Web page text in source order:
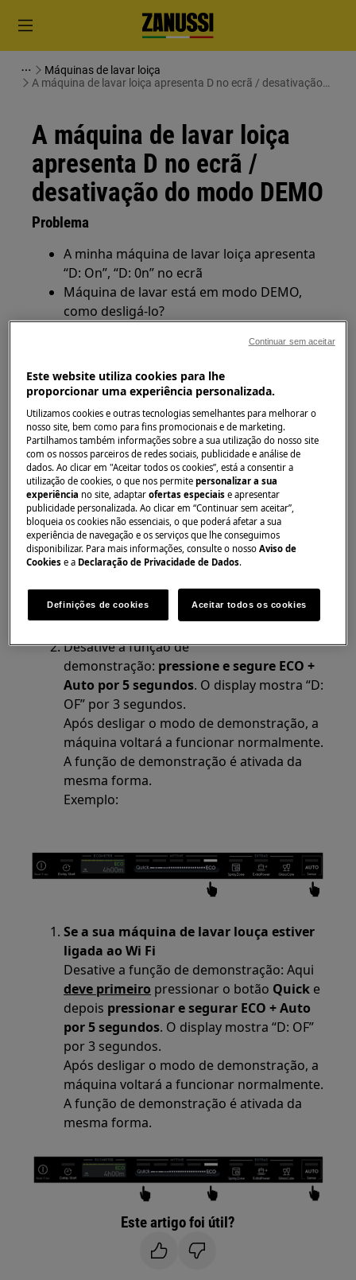
Máquinas de lavar loiça
A máquina de lavar loiça apresenta D no ecrã / desativação
A máquina de lavar loiça
apresenta D no ecrã /
desativação do modo DEMO
Problema
A minha máquina de lavar loiça apresenta
“D: On”, “D: 0n” no ecrã
Máquina de lavar está em modo DEMO,
como desligá-lo?
desliga, a máquina de lavar louça não inicia
o programa
Aplica-se a
Máquinas de lavar louça
Solução
Se a máquina de lavar louça mostrar "D:
on" no ecrã, a função de demonstração
está ativada.
A função DEMO pode exibir as funções da
máquina sem estar conectada à água e ao
sistema de drenagem.
Desative a função de
demonstração: pressione e segure ECO +
Auto por 5 segundos. O display mostra “D:
OF” por 3 segundos.
Após desligar o modo de demonstração, a
máquina voltará a funcionar normalmente.
A função de demonstração é ativada da
mesma forma.
Exemplo:
Se a sua máquina de lavar louça estiver
ligada ao Wi Fi
Desative a função de demonstração: Aqui
deve primeiro pressionar o botão Quick e
depois pressionar e segurar ECO + Auto
por 5 segundos. O display mostra “D: OF”
por 3 segundos.
Após desligar o modo de demonstração, a
máquina voltará a funcionar normalmente.
A função de demonstração é ativada da
mesma forma.
Este artigo foi útil?
Este website utiliza cookies para lhe
proporcionar uma experiência personalizada.
Utilizamos cookies e outras tecnologias semelhantes para melhorar o
nosso site, bem como para fins promocionais e de marketing.
Partilhamos também informações sobre a sua utilização do nosso site
com os nossos parceiros de redes sociais, publicidade e análise de
dados. Ao clicar em "Aceitar todos os cookies”, está a consentir a
utilização de cookies, o que nos permitepersonalizar a sua
experiência no site, adaptarofertas especiaise apresentar
publicidade personalizada. Ao clicar em “Continuar sem aceitar”,
bloqueia os cookies não essenciais, o que poderá afetar a sua
experiência de navegação e os serviços que lhe conseguimos
disponibilizar. Para mais informações, consulte o nossoAviso de
Cookies e a Declaração de Privacidade de Dados.
Definições de cookies Aceitar todos os cookies
Continuar sem aceitar